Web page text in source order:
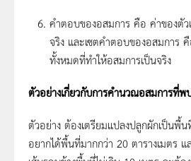
คำตอบของอสมการ คือ ค่าของตั
จริง และเซตคำตอบของอสมการ
ทั้งหมดที่ทำให้อสมการเป็นจริง
ตัวอย่างเกี่ยวกับการคำนวณอสมการที่พ
ตัวอย่าง ต้องเตรียมแปลงปลูกผักเป็นพื้
อยากได้พื้นที่มากกว่า 20 ตารางเมตร